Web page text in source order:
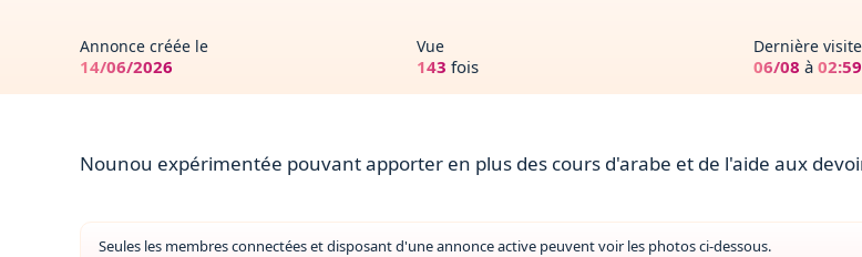
Annonce créée le
14/06/2026
Vue
143 fois
Dernière visite
06/08 à 02:59
Nounou expérimentée pouvant apporter en plus des cours d'arabe et de l'aide aux
Seules les membres connectées et disposant d'une annonce active peuvent voir les photos ci-dessous.